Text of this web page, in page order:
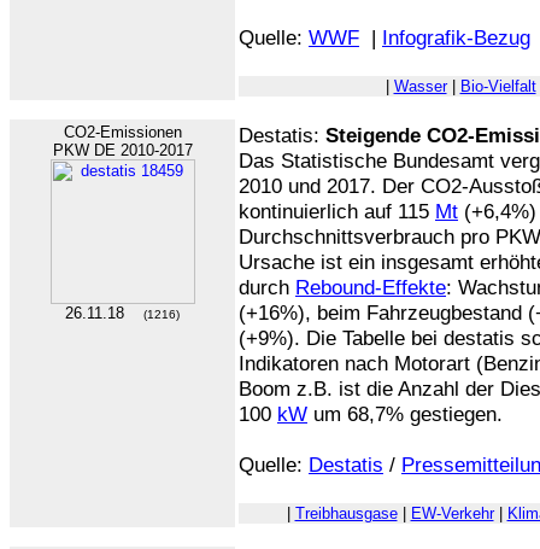
Quelle: WWF | Infografik-Bezug
Wasser| Bio-Vielfalt
CO2-Emissionen
PKW DE 2010-2017
26.11.18 (1216)
Destatis: Steigende CO2-
Das Statistische Bundesamt
2010 und 2017. Der CO2-
kontinuierlich auf 115 Mt
Durchschnittsverbrauch pro
Ursache ist ein insgesamt
durch Rebound-Effekte:
(+16%), beim Fahrzeugbestand
(+9%). Die Tabelle bei destatis
Indikatoren nach Motorart
Boom z.B. ist die Anzahl der
100 kW um 68,7% gestiegen.
Quelle: Destatis /
Treibhausgase| EW-Verkehr|